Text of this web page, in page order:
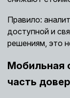
Правило:
доступной и
решениям, это
Мобильная
часть